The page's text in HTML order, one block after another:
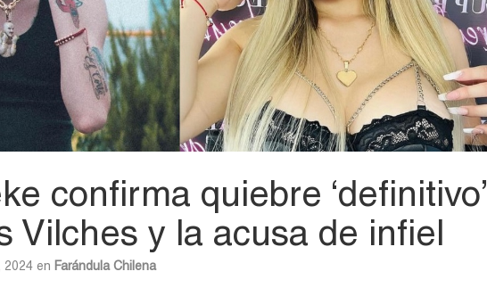
confirma quiebre ‘definitivo’
Vilches y la acusa de infiel
2024 en Farándula Chilena